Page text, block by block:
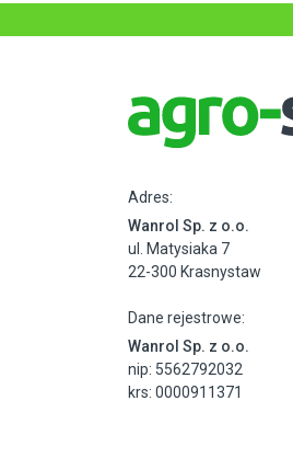
Adres:
Wanrol Sp. z o.o.
ul. Matysiaka 7
22-300 Krasnystaw
Dane rejestrowe:
Wanrol Sp. z o.o.
nip: 5562792032
krs: 0000911371